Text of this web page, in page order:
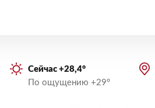
Сейчас +28,4°
По ощущению +29°